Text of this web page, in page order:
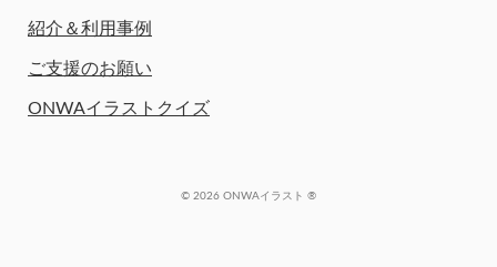
紹介＆利用事例
ご支援のお願い
ONWAイラストクイズ
© 2026 ONWAイラスト ®